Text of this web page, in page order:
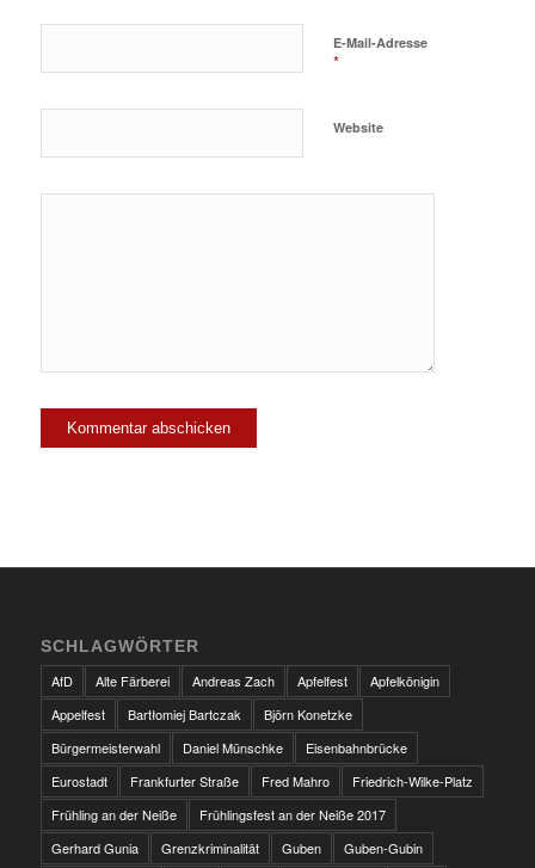
E-Mail-Adresse
*
Website
SCHLAGWÖRTER
AfD
Alte Färberei Andreas Zach Apfelfest
Apfelkönigin
Appelfest
Bartłomiej Bartczak
Björn Konetzke
Bürgermeisterwahl
Daniel Münschke
Eisenbahnbrücke
Eurostadt
Frankfurter Straße Fred Mahro
Friedrich-Wilke-Platz
Frühling an der Neiße
Frühlingsfest an der Neiße 2017
Gerhard Gunia
Grenzkriminalität Guben
Guben-Gubin